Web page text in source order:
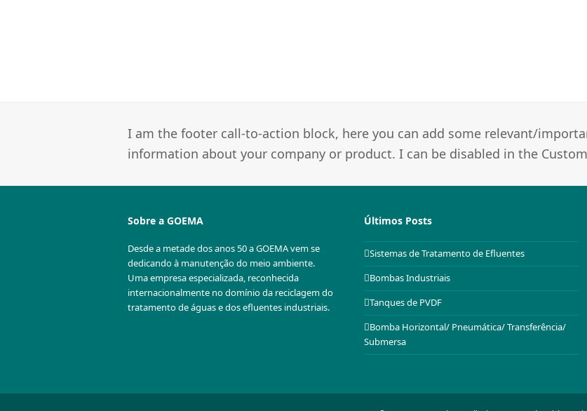
I am the footer call-to-action block, here you can add some relevant/
information about your company or product. I can be disabled in the
Sobre a GOEMA
Desde a metade dos anos 50 a GOEMA vem se
dedicando à manutenção do meio ambiente.
Uma empresa especializada, reconhecida
internacionalmente no domínio da reciclagem do
tratamento de águas e dos efluentes industriais.
Últimos Posts
Sistemas de Tratamento de Efluentes
Bombas Industriais
Tanques de PVDF
Bomba Horizontal/ Pneumática/ Transferência/
Submersa